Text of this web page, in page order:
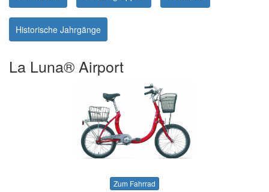
Historische Jahrgänge
La Luna® Airport
Zum Fahrrad